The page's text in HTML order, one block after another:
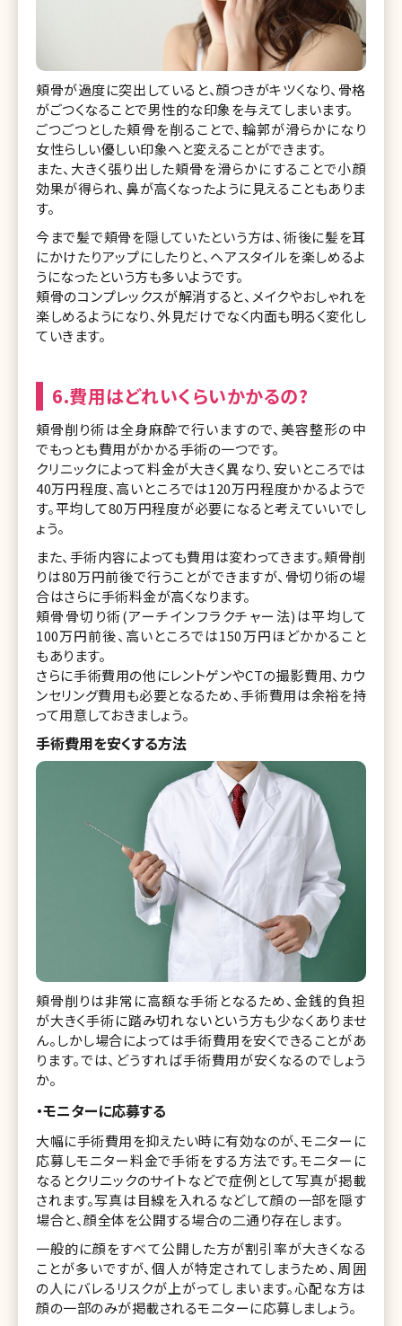
頬骨が過度に突出していると、顔つきがキツくなり、骨格
がごつくなることで男性的な印象を与えてしまいます。
ごつごつとした頬骨を削ることで、輪郭が滑らかになり
女性らしい優しい印象へと変えることができます。
また、大きく張り出した頬骨を滑らかにすることで小顔
効果が得られ、鼻が高くなったように見えることもありま
す。
今まで髪で頬骨を隠していたという方は、術後に髪を耳
にかけたりアップにしたりと、ヘアスタイルを楽しめるよ
うになったという方も多いようです。
頬骨のコンプレックスが解消すると、メイクやおしゃれを
楽しめるようになり、外見だけでなく内面も明るく変化し
ていきます。
6.費用はどれいくらいかかるの?
頬骨削り術は全身麻酔で行いますので、美容整形の中
でもっとも費用がかかる手術の一つです。
クリニックによって料金が大きく異なり、安いところでは
40万円程度、高いところでは120万円程度かかるようで
す。平均して80万円程度が必要になると考えていいでし
ょう。
また、手術内容によっても費用は変わってきます。頬骨削
りは80万円前後で行うことができますが、骨切り術の場
合はさらに手術料金が高くなります。
頬骨骨切り術(アーチインフラクチャー法)は平均して
100万円前後、高いところでは150万円ほどかかること
もあります。
さらに手術費用の他にレントゲンやCTの撮影費用、カウ
ンセリング費用も必要となるため、手術費用は余裕を持
って用意しておきましょう。
手術費用を安くする方法
頬骨削りは非常に高額な手術となるため、金銭的負担
が大きく手術に踏み切れないという方も少なくありませ
ん。しかし場合によっては手術費用を安くできることがあ
ります。では、どうすれば手術費用が安くなるのでしょう
か。
・モニターに応募する
大幅に手術費用を抑えたい時に有効なのが、モニターに
応募しモニター料金で手術をする方法です。モニターに
なるとクリニックのサイトなどで症例として写真が掲載
されます。写真は目線を入れるなどして顔の一部を隠す
場合と、顔全体を公開する場合の二通り存在します。
一般的に顔をすべて公開した方が割引率が大きくなる
ことが多いですが、個人が特定されてしまうため、周囲
の人にバレるリスクが上がってしまいます。心配な方は
顔の一部のみが掲載されるモニターに応募しましょう。